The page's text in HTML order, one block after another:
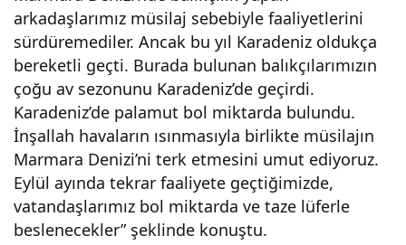
arkadaşlarımız müsilaj sebebiyle faaliyetlerini
sürdüremediler. Ancak bu yıl Karadeniz oldukça
bereketli geçti. Burada bulunan balıkçılarımızın
çoğu av sezonunu Karadeniz’de geçirdi.
Karadeniz’de palamut bol miktarda bulundu.
İnşallah havaların ısınmasıyla birlikte müsilajın
Marmara Denizi’ni terk etmesini umut ediyoruz.
Eylül ayında tekrar faaliyete geçtiğimizde,
vatandaşlarımız bol miktarda ve taze lüferle
beslenecekler” şeklinde konuştu.
rda
ğlı
balı
kçıl
ar